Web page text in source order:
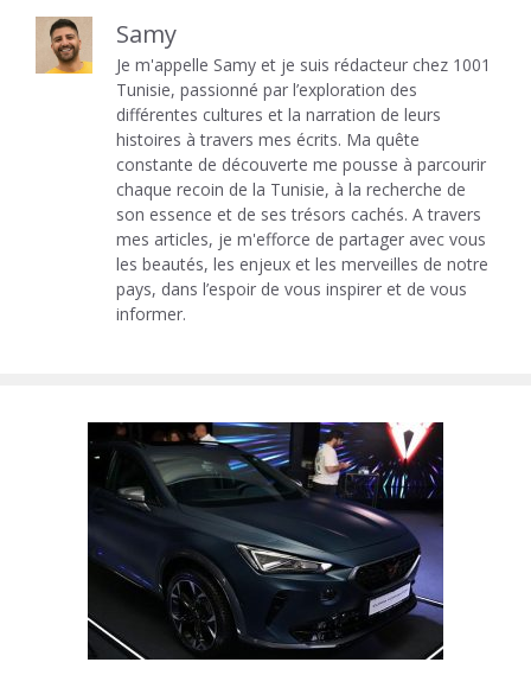
Samy
Je m'appelle Samy et je suis rédacteur chez 1001
Tunisie, passionné par l’exploration des
différentes cultures et la narration de leurs
histoires à travers mes écrits. Ma quête
constante de découverte me pousse à parcourir
chaque recoin de la Tunisie, à la recherche de
son essence et de ses trésors cachés. A travers
mes articles, je m'efforce de partager avec vous
les beautés, les enjeux et les merveilles de notre
pays, dans l’espoir de vous inspirer et de vous
informer.